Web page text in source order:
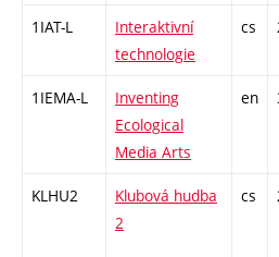
1IAT-L
Interaktivní
technologie
cs
1IEMA-L
Inventing
Ecological
Media Arts
en
KLHU2
Klubová hudba
2
cs